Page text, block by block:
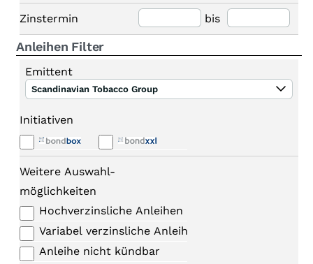
Zinstermin bis
Anleihen Filter
Emittent
Scandinavian Tobacco Group
Initiativen
Weitere Auswahl-
möglichkeiten
Hochverzinsliche Anleihen
Variabel verzinsliche Anleihen
Anleihe nicht kündbar